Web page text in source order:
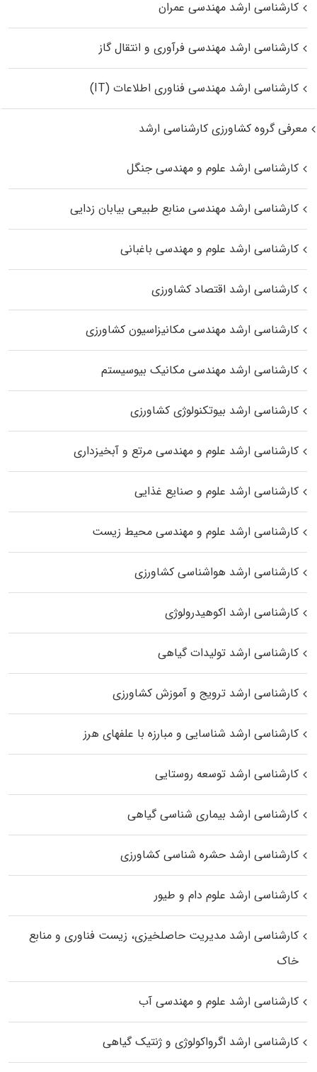
کارشناسی ارشد مهندسی عمران
کارشناسی ارشد مهندسی فرآوری و انتقال گاز
کارشناسی ارشد مهندسی فناوری اطلاعات (IT)
معرفی گروه کشاورزی کارشناسی ارشد
کارشناسی ارشد علوم و مهندسی جنگل
کارشناسی ارشد مهندسی منابع طبیعی بیابان زدایی
کارشناسی ارشد علوم و مهندسی باغبانی
کارشناسی ارشد اقتصاد کشاورزی
کارشناسی ارشد مهندسی مکانیزاسیون کشاورزی
کارشناسی ارشد مهندسی مکانیک بیوسیستم
کارشناسی ارشد بیوتکنولوژی کشاورزی
کارشناسی ارشد علوم و مهندسی مرتع و آبخیزداری
کارشناسی ارشد علوم و صنایع غذایی
کارشناسی ارشد علوم و مهندسی محیط زیست
کارشناسی ارشد هواشناسی کشاورزی
کارشناسی ارشد اکوهیدرولوژی
کارشناسی ارشد تولیدات گیاهی
کارشناسی ارشد ترویج و آموزش کشاورزی
کارشناسی ارشد شناسایی و مبارزه با علفهای هرز
کارشناسی ارشد توسعه روستایی
کارشناسی ارشد بیماری‌ شناسی گیاهی
کارشناسی ارشد حشره‌ شناسی کشاورزی
کارشناسی ارشد علوم دام و طیور
کارشناسی ارشد مدیریت حاصلخیزی، زیست فناوری و منابع
خاک
کارشناسی ارشد علوم و مهندسی آب
کارشناسی ارشد اگرواکولوژی و ژنتیک گیاهی